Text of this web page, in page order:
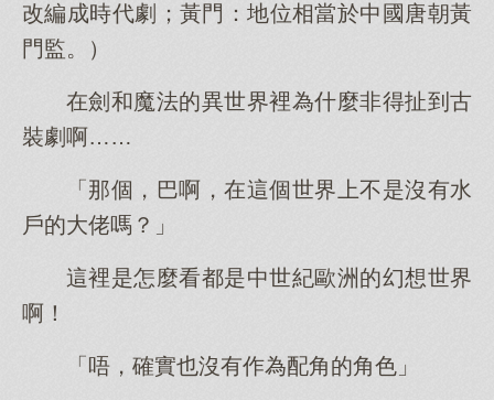
改編成時代劇；黃門：地位相當於中國唐朝黃
門監。）
在劍和魔法的異世界裡為什麼非得扯到古
裝劇啊……
「那個，巴啊，在這個世界上不是沒有水
戶的大佬嗎？」
這裡是怎麼看都是中世紀歐洲的幻想世界
啊！
「唔，確實也沒有作為配角的角色」